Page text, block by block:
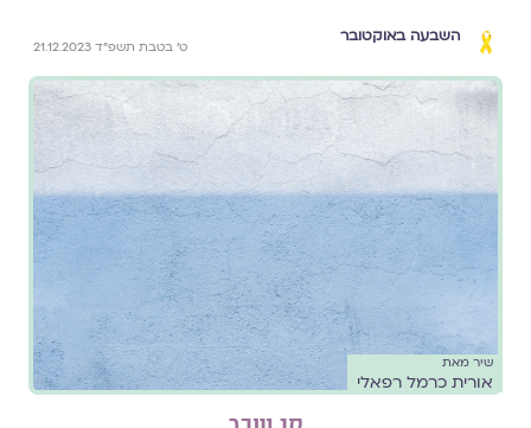
השבעה באוקטובר
ט׳ בטבת תשפ״ד 21.12.2023
שיר מאת
אורית כרמל רפאלי